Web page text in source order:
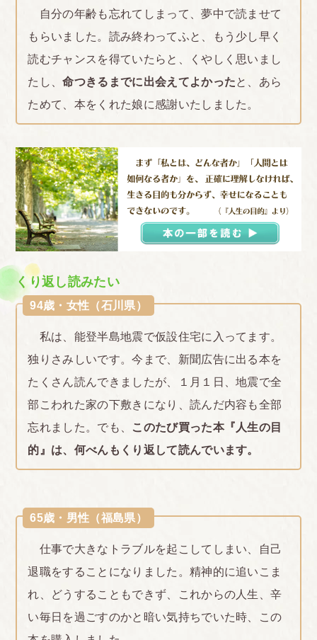
自分の年齢も忘れてしまって、夢中で読ませて
もらいました。読み終わってふと、もう少し早く
読むチャンスを得ていたらと、くやしく思いまし
たし、命つきるまでに出会えてよかったと、あら
ためて、本をくれた娘に感謝いたしました。
くり返し読みたい
94歳・女性（石川県）
私は、能登半島地震で仮設住宅に入ってます。
独りさみしいです。今まで、新聞広告に出る本を
たくさん読んできましたが、１月１日、地震で全
部こわれた家の下敷きになり、読んだ内容も全部
忘れました。でも、
このたび買った本『人生の目
的』は、何べんもくり返して読んでいます。
65歳・男性（福島県）
仕事で大きなトラブルを起こしてしまい、自己
退職をすることになりました。精神的に追いこま
れ、どうすることもできず、これからの人生、辛
い毎日を過ごすのかと暗い気持ちでいた時、この